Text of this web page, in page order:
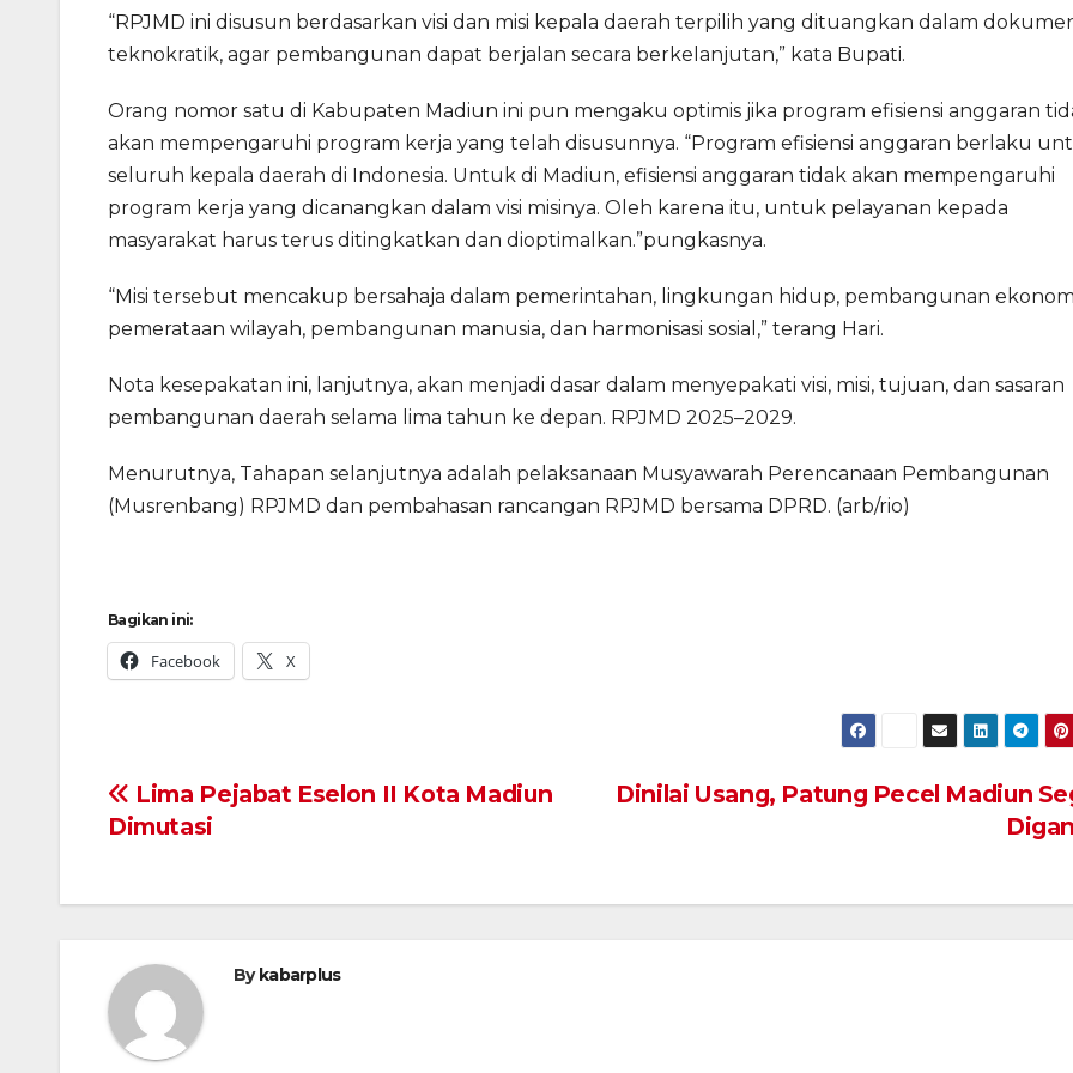
“RPJMD ini disusun berdasarkan visi dan misi kepala daerah terpilih yang dituangkan dalam
teknokratik, agar pembangunan dapat berjalan secara berkelanjutan,” kata Bupati.
Orang nomor satu di Kabupaten Madiun ini pun mengaku optimis jika program efisiensi anggaran
akan mempengaruhi program kerja yang telah disusunnya. “Program efisiensi anggaran berlaku
seluruh kepala daerah di Indonesia. Untuk di Madiun, efisiensi anggaran tidak akan mempengaruhi
program kerja yang dicanangkan dalam visi misinya. Oleh karena itu, untuk pelayanan kepada
masyarakat harus terus ditingkatkan dan dioptimalkan.”pungkasnya.
“Misi tersebut mencakup bersahaja dalam pemerintahan, lingkungan hidup, pembangunan
pemerataan wilayah, pembangunan manusia, dan harmonisasi sosial,” terang Hari.
Nota kesepakatan ini, lanjutnya, akan menjadi dasar dalam menyepakati visi, misi, tujuan, dan sasaran
pembangunan daerah selama lima tahun ke depan. RPJMD 2025–2029.
Menurutnya, Tahapan selanjutnya adalah pelaksanaan Musyawarah Perencanaan Pembangunan
(Musrenbang) RPJMD dan pembahasan rancangan RPJMD bersama DPRD. (arb/rio)
Bagikan ini:
Facebook X
Navigasi
Dinilai Usang, Patung Pecel Madiun
Lima Pejabat Eselon II Kota Madiun
Dimutasi
Bykabarplus